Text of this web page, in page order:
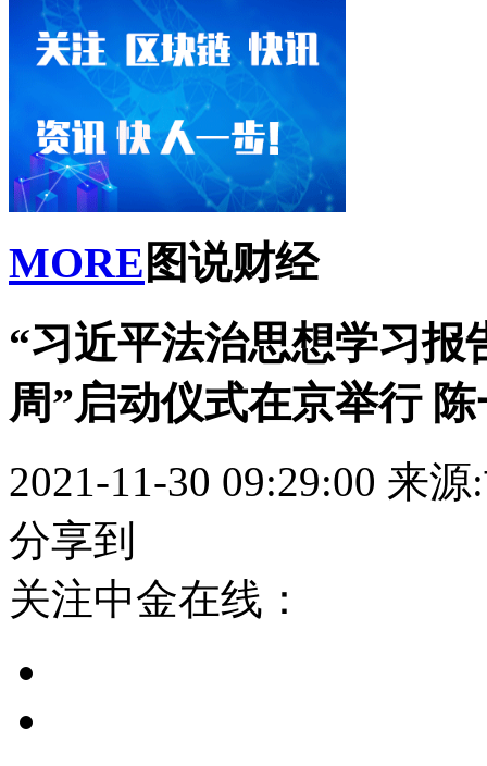
MORE 图说财经
“习近平法治思想学习报
周”启动仪式在京举行
2021-11-30 09:29:00 来源
分享到
关注中金在线：